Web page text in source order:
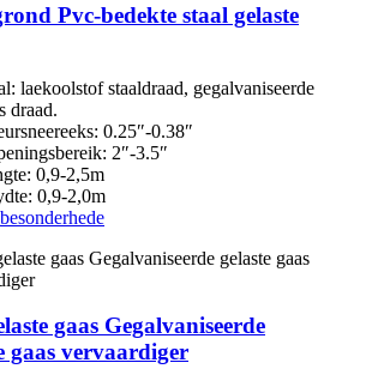
Pvc-bedekte staal gelaste
laekoolstof staaldraad, gegalvaniseerde
draad.
0.25″-0.38″
2″-3.5″
0,9-2,5m
0,9-2,0m
besonderhede
gaas Gegalvaniseerde
gaas vervaardiger